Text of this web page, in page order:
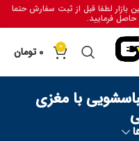
بازار لطفا قبل از ثبت سفارش حتما
فرمایید.
0
0 تومان
با مغزی